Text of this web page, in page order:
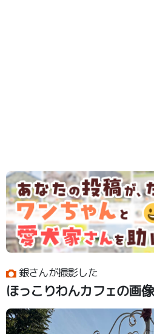
銀さんが撮影した
ほっこりわんカフェの画像